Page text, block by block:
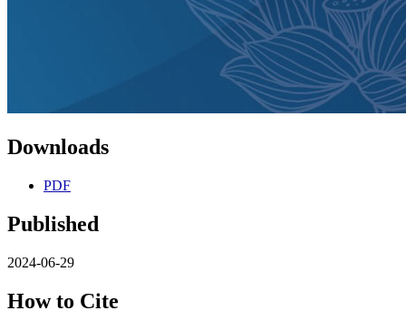
Downloads
PDF
Published
2024-06-29
How to Cite